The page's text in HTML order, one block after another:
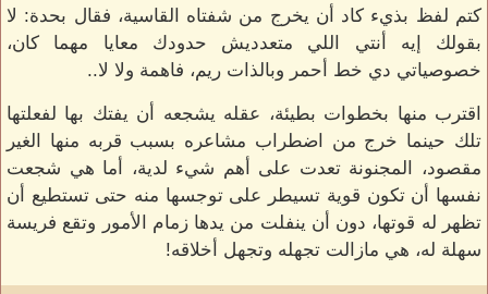
كتم لفظ بذيء كاد أن يخرج من شفتاه القاسية، فقال بحدة: لا
بقولك إيه أنتي اللي متعدديش حدودك معايا مهما كان،
خصوصياتي دي خط أحمر وبالذات ريم، فاهمة ولا لا..
اقترب منها بخطوات بطيئة، عقله يشجعه أن يفتك بها لفعلتها
تلك حينما خرج من اضطراب مشاعره بسبب قربه منها الغير
مقصود، المجنونة تعدت على أهم شيء لدية، أما هي شجعت
نفسها أن تكون قوية تسيطر على توجسها منه حتى تستطيع أن
تظهر له قوتها، دون أن ينفلت من يدها زمام الأمور وتقع فريسة
سهلة له، هي مازالت تجهله وتجهل أخلاقه!